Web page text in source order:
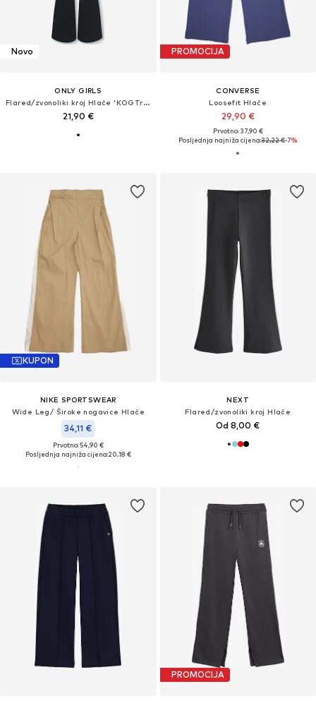
Novo
ONLY GIRLS
Flared/zvonoliki kroj Hlače 'KOGTrinny'
21,90 €
PROMOCIJA
CONVERSE
Loosefit Hlače
29,90 €
Prvotno: 37,90 €
Posljednja najniža cijena:32,22 €-7%
KUPON
NIKE SPORTSWEAR
Wide Leg/ Široke nogavice Hlače
34,11 €
Prvotno: 54,90 €
Posljednja najniža cijena:20,18 €
NEXT
Flared/zvonoliki kroj Hlače
Od 8,00 €
PROMOCIJA